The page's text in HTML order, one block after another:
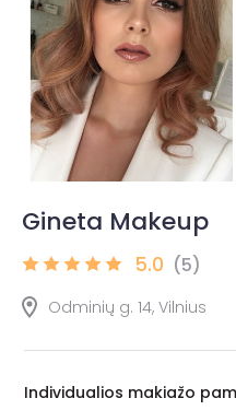
Gineta Makeup
5.0 (5)
Odminių g. 14, Vilnius
Individualios makiažo